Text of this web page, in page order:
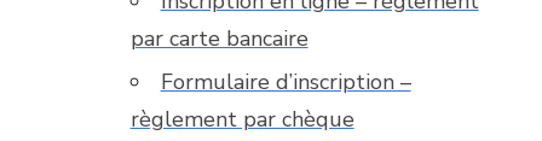
par carte bancaire
Formulaire d’inscription –
règlement par chèque